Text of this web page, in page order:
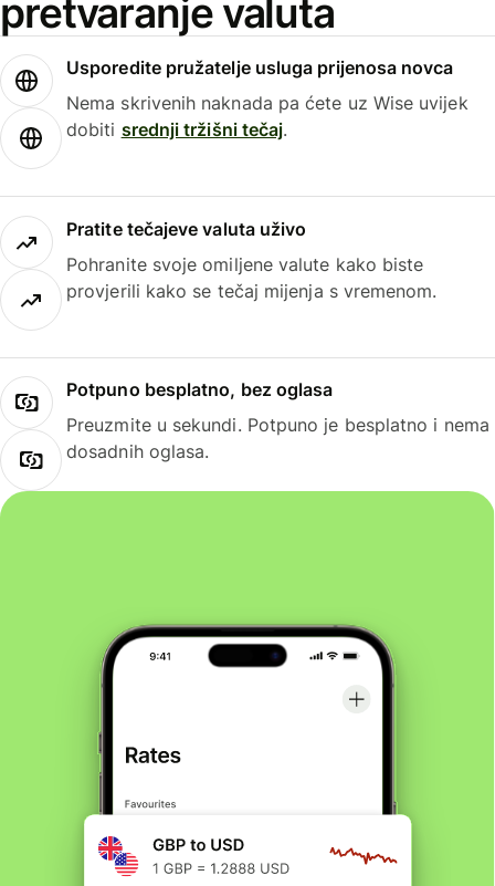
pretvaranje valuta
Usporedite pružatelje usluga prijenosa novca
Nema skrivenih naknada pa ćete uz Wise uvijek
dobiti srednji tržišni tečaj.
Pratite tečajeve valuta uživo
Pohranite svoje omiljene valute kako biste
provjerili kako se tečaj mijenja s vremenom.
Potpuno besplatno, bez oglasa
Preuzmite u sekundi. Potpuno je besplatno i nema
dosadnih oglasa.